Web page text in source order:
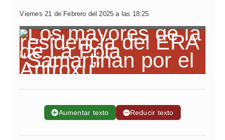
Viernes 21 de Febrero del 2025 a las 18:25
➕Aumentar texto ➖Reducir texto